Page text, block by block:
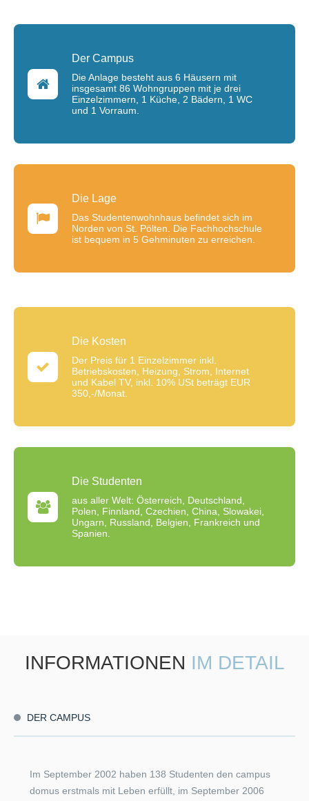
Der Campus
Die Anlage besteht aus 6 Häusern mit
insgesamt 86 Wohngruppen mit je drei
Einzelzimmern, 1 Küche, 2 Bädern, 1 WC
und 1 Vorraum.
Die Lage
Das Studentenwohnhaus befindet sich im
Norden von St. Pölten. Die Fachhochschule
ist bequem in 5 Gehminuten zu erreichen.
Die Kosten
Der Preis für 1 Einzelzimmer inkl.
Betriebskosten, Heizung, Strom, Internet
und Kabel TV, inkl. 10% USt beträgt EUR
350,-/Monat.
Die Studenten
aus aller Welt: Österreich, Deutschland,
Polen, Finnland, Czechien, China, Slowakei,
Ungarn, Russland, Belgien, Frankreich und
Spanien.
INFORMATIONEN IM DETAIL
DER CAMPUS
Im September 2002 haben 138 Studenten den campus
domus erstmals mit Leben erfüllt, im September 2006